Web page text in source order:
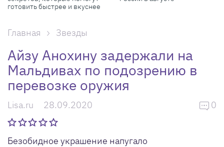
готовить быстрее и вкуснее
Главная Звезды
Айзу Анохину задержали на
Мальдивах по подозрению в
перевозке оружия
Lisa.ru 28.09.2020 0
Безобидное украшение напугало